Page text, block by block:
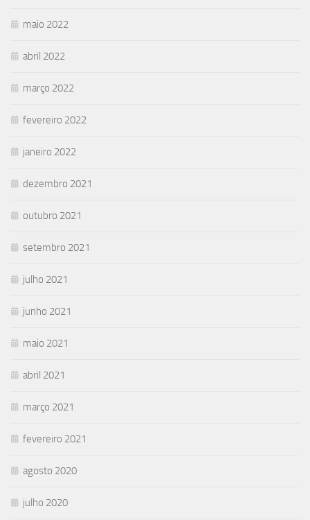
maio 2022
abril 2022
março 2022
fevereiro 2022
janeiro 2022
dezembro 2021
outubro 2021
setembro 2021
julho 2021
junho 2021
maio 2021
abril 2021
março 2021
fevereiro 2021
agosto 2020
julho 2020